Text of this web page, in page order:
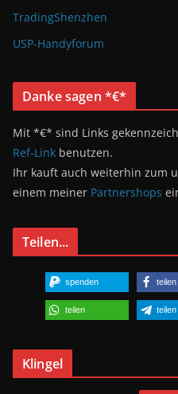
TradingShenzhen
USP-Handyforum
Danke sagen *€*
Mit *€* sind Links
Ref-Link benutzen.
Ihr kauft auch weiterhin zum
einem meiner Partnershops
Teilen...
spenden teilen
teilen teilen
Klingel